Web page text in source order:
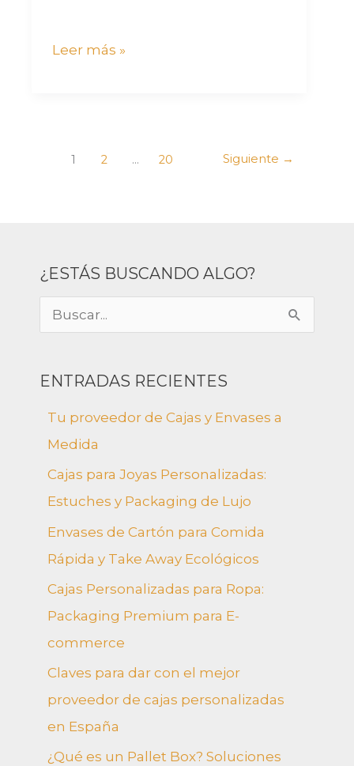
¿ESTÁS BUSCANDO ALGO?
s
p
ENTRADAS RECIENTES
Tu proveedor de Cajas y Envases a
Medida
Cajas para Joyas Personalizadas:
Estuches y Packaging de Lujo
Envases de Cartón para Comida
Rápida y Take Away Ecológicos
Cajas Personalizadas para Ropa:
Packaging Premium para E-
commerce
Claves para dar con el mejor
proveedor de cajas personalizadas
en España
¿Qué es un Pallet Box? Soluciones
Leer más »
1 2 … 20 Siguiente →